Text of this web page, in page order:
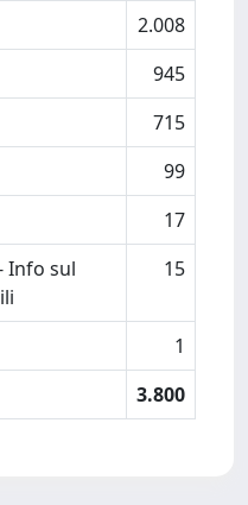
2.008
945
715
99
17
Info sul
15
1
3.800